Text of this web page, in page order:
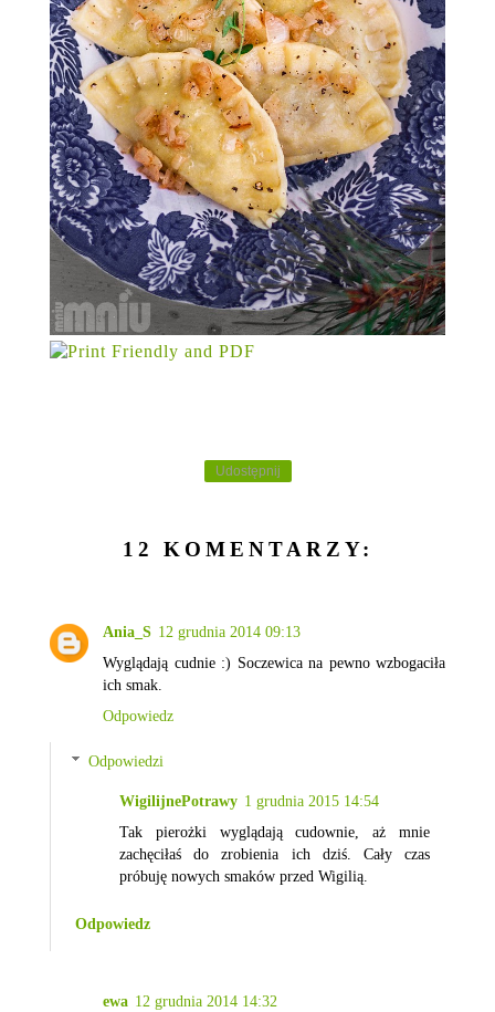
Udostępnij
12 KOMENTARZY:
Ania_S 12 grudnia 2014 09:13
Wyglądają cudnie :) Soczewica na pewno wzbogaciła
ich smak.
Odpowiedz
Odpowiedzi
WigilijnePotrawy 1 grudnia 2015 14:54
Tak pierożki wyglądają cudownie, aż mnie
zachęciłaś do zrobienia ich dziś. Cały czas
próbuję nowych smaków przed Wigilią.
Odpowiedz
ewa 12 grudnia 2014 14:32